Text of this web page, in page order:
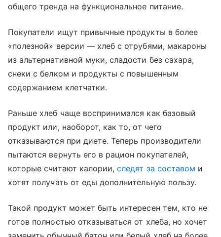
общего тренда на функциональное питание.
Покупатели ищут привычные продукты в более
«полезной» версии — хлеб с отрубями, макароны
из альтернативной муки, сладости без сахара,
снеки с белком и продукты с повышенным
содержанием клетчатки.
Раньше хлеб чаще воспринимался как базовый
продукт или, наоборот, как то, от чего
отказываются при диете. Теперь производители
пытаются вернуть его в рацион покупателей,
которые считают калории,следят за составом и
хотят получать от еды дополнительную пользу.
Такой продукт может быть интересен тем, кто не
готов полностью отказываться от хлеба, но хочет